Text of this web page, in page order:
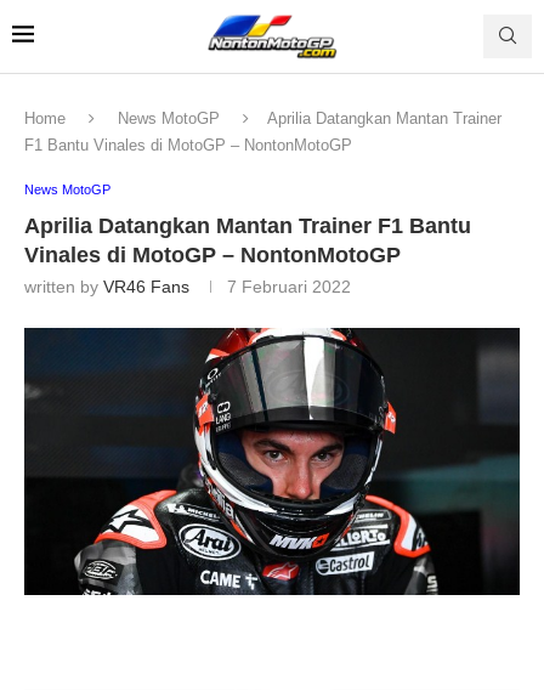
Home News MotoGP
Aprilia Datangkan Mantan Trainer
F1 Bantu Vinales di MotoGP – NontonMotoGP
News MotoGP
Aprilia Datangkan Mantan Trainer F1 Bantu
Vinales di MotoGP – NontonMotoGP
written by VR46 Fans 7 Februari 2022